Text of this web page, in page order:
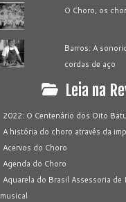
O Choro, os
Barros: A
cordas de aço
Leia na
2022: O Centenário dos Oito
A história do choro através da
Acervos do Choro
Agenda do Choro
Aquarela do Brasil Assessoria de
musical